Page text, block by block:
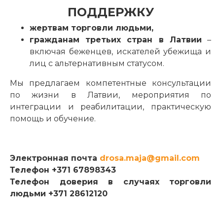
ПОДДЕРЖКУ
жертвам торговли людьми,
гражданам третьих стран в Латвии –
включая беженцев, искателей убежища и
лиц с альтернативным статусом.
Мы предлагаем компетентные консультации
по жизни в Латвии, мероприятия по
интеграции и реабилитации, практическую
помощь и обучение.
Электронная почта drosa.maja@gmail.com
Телефон +371 67898343
Телефон доверия в случаях торговли
людьми +371 28612120